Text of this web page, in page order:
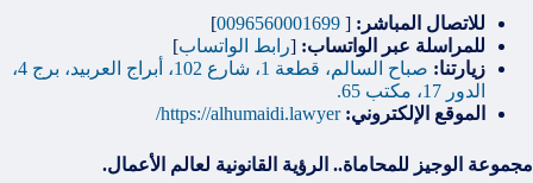
للاتصال المباشر: [
0096560001699
]
للمراسلة عبر الواتساب: [رابط الواتساب]
زيارتنا:
صباح السالم، قطعة 1، شارع 102، أبراج العربيد، برج 4،
الدور 17، مكتب 65.
الموقع الإلكتروني: https://alhumaidi.lawyer/
مجموعة الوجيز للمحاماة.. الرؤية القانونية لعالم الأعمال.